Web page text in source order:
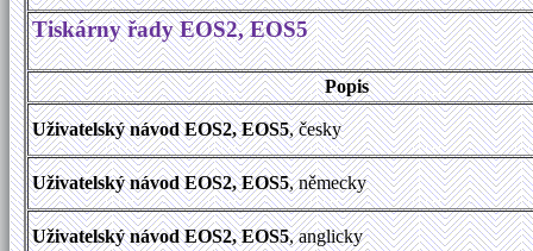
Tiskárny řady EOS2, EOS5
Popis
Uživatelský návod EOS2, EOS5, česky
Uživatelský návod EOS2, EOS5, německy
Uživatelský návod EOS2, EOS5, anglicky